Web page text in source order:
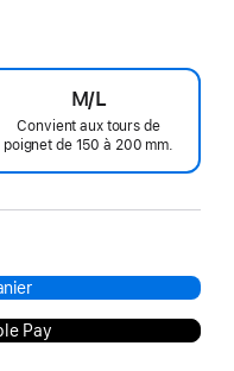
M/L
Convient aux tours de
poignet de 150 à 200 mm.
Pay